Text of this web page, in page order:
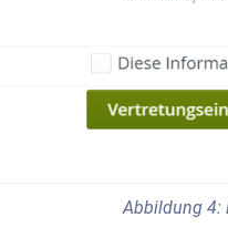
Abbildung 4: